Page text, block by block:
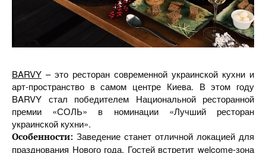
BARVY – это ресторан современной украинской кухни и
арт-пространство в самом центре Киева. В этом году
BARVY стал победителем Национальной ресторанной
премии «СОЛЬ» в номинации «Лучший ресторан
украинской кухни».
Особенности: Заведение станет отличной локацией для
празднования Нового года. Гостей встретит welcome-зона